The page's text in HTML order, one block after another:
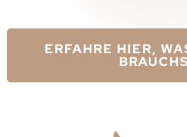
ERFAHRE HIER,